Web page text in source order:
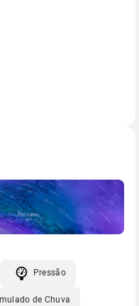
Pressão
de Chuva